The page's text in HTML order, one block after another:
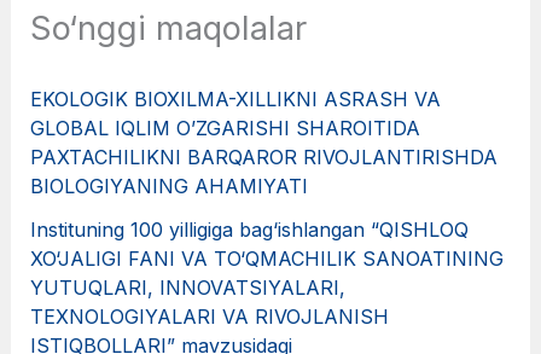
So‘nggi maqolalar
EKOLOGIK BIOXILMA-XILLIKNI ASRASH VA
GLOBAL IQLIM O’ZGARISHI SHAROITIDA
PAXTACHILIKNI BARQAROR RIVOJLANTIRISHDA
BIOLOGIYANING AHAMIYATI
Instituning 100 yilligiga bag‘ishlangan “QISHLOQ
XO‘JALIGI FANI VA TO‘QMACHILIK SANOATINING
YUTUQLARI, INNOVATSIYALARI,
TEXNOLOGIYALARI VA RIVOJLANISH
ISTIQBOLLARI” mavzusidagi